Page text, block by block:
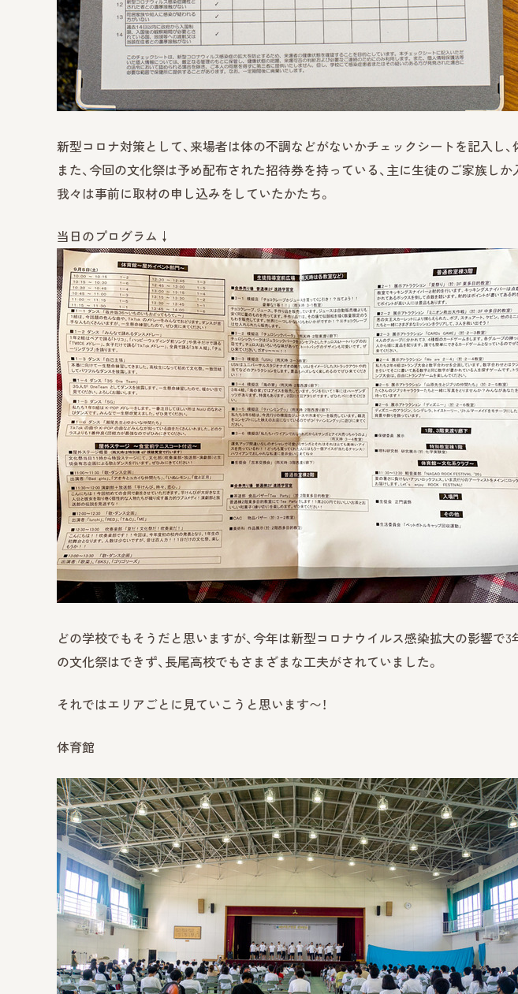
新型コロナ対策として、来場者は体の不調などがないかチェックシートを記入し、
また、今回の文化祭は予め配布された招待券を持っている、主に生徒のご家族し
我々は事前に取材の申し込みをしていたかたち。
当日のプログラム↓
どの学校でもそうだと思いますが、今年は新型コロナウイルス感染拡大の影響で3
の文化祭はできず、長尾高校でもさまざまな工夫がされていました。
それではエリアごとに見ていこうと思います〜！
体育館